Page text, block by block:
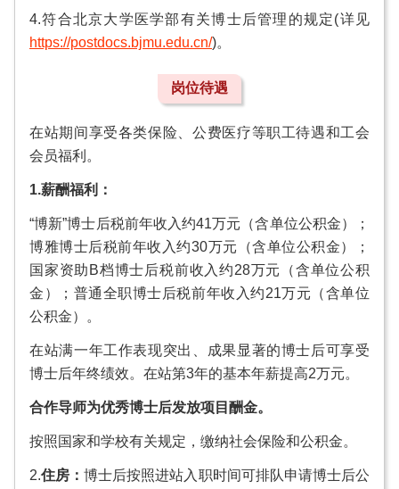
4.符合北京大学医学部有关博士后管理的规定(详见
https://postdocs.bjmu.edu.cn/)。
岗位待遇
在站期间享受各类保险、公费医疗等职工待遇和工会
会员福利。
1.薪酬福利：
“博新”博士后税前年收入约41万元（含单位公积金）；
博雅博士后税前年收入约30万元（含单位公积金）；
国家资助B档博士后税前收入约28万元（含单位公积
金）；普通全职博士后税前年收入约21万元（含单位
公积金）。
在站满一年工作表现突出、成果显著的博士后可享受
博士后年终绩效。在站第3年的基本年薪提高2万元。
合作导师为优秀博士后发放项目酬金。
按照国家和学校有关规定，缴纳社会保险和公积金。
2.住房：博士后按照进站入职时间可排队申请博士后公